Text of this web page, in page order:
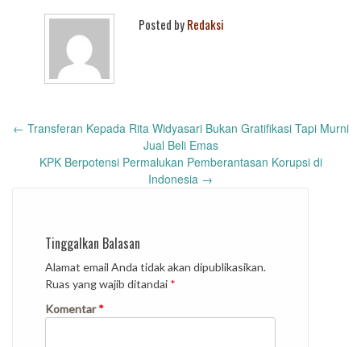
Posted byRedaksi
Post
← Transferan Kepada Rita Widyasari Bukan Gratifikasi Tapi Murni
Jual Beli Emas
KPK Berpotensi Permalukan Pemberantasan Korupsi di
Indonesia →
Tinggalkan Balasan
Alamat email Anda tidak akan dipublikasikan.
Ruas yang wajib ditandai *
Komentar*